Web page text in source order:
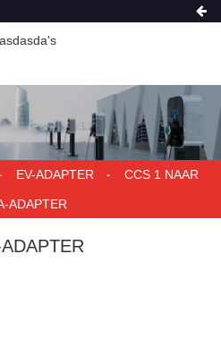
EV-ADAPTER CCS 1 NAAR
ADAPTER